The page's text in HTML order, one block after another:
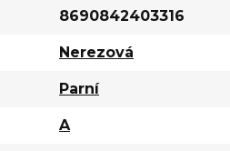
8690842403316
Nerezová
Parní
A